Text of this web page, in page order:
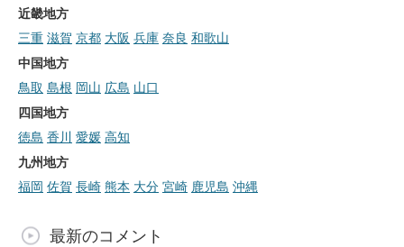
近畿地方
三重 滋賀 京都 大阪 兵庫 奈良 和歌山
中国地方
鳥取 島根 岡山 広島 山口
四国地方
徳島 香川 愛媛 高知
九州地方
福岡 佐賀 長崎 熊本 大分 宮崎 鹿児島 沖縄
最新のコメント